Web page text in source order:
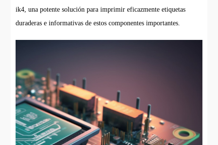
ik4, una potente solución para imprimir eficazmente etiquetas
duraderas e informativas de estos componentes importantes.